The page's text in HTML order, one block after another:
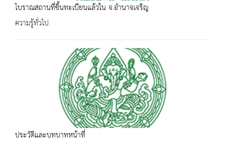
โบราณสถานที่ขึ้นทะเบียนแล้วใน จ.อำนาจเจริญ
ความรู้ทั่วไป
ประวัติและบทบาทหน้าที่